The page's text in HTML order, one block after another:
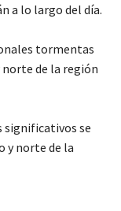
a lo largo del día.
tormentas
de la región
significativos se
y norte de la